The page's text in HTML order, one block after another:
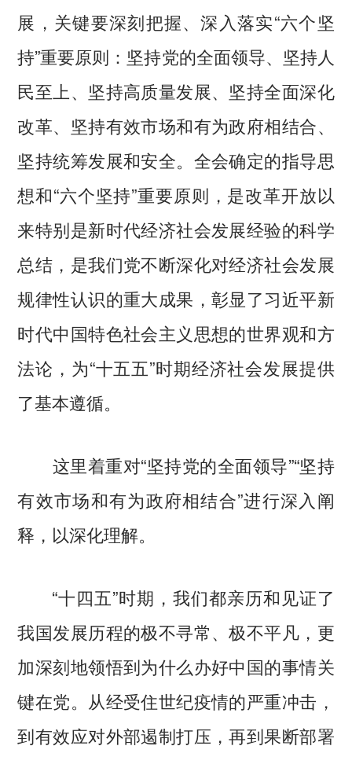
展，关键要深刻把握、深入落实“六个坚
持”重要原则：坚持党的全面领导、坚持人
民至上、坚持高质量发展、坚持全面深化
改革、坚持有效市场和有为政府相结合、
坚持统筹发展和安全。全会确定的指导思
想和“六个坚持”重要原则，是改革开放以
来特别是新时代经济社会发展经验的科学
总结，是我们党不断深化对经济社会发展
规律性认识的重大成果，彰显了习近平新
时代中国特色社会主义思想的世界观和方
法论，为“十五五”时期经济社会发展提供
了基本遵循。
这里着重对“坚持党的全面领导”“坚持
有效市场和有为政府相结合”进行深入阐
释，以深化理解。
“十四五”时期，我们都亲历和见证了
我国发展历程的极不寻常、极不平凡，更
加深刻地领悟到为什么办好中国的事情关
键在党。从经受住世纪疫情的严重冲击，
到有效应对外部遏制打压，再到果断部署